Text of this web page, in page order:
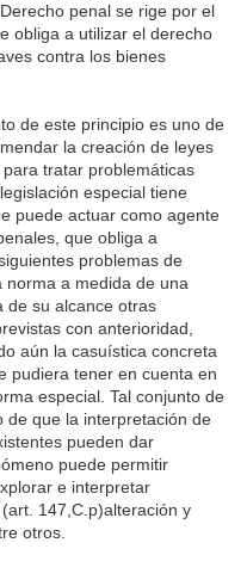
penal se rige por el
obliga a utilizar el derecho
contra los bienes
de este principio es uno de
la creación de leyes
tratar problemáticas
especial tiene
puede actuar como agente
que obliga a
problemas de
norma a medida de una
de su alcance otras
con anterioridad,
aún la casuística concreta
pudiera tener en cuenta en
especial. Tal conjunto de
de que la interpretación de
pueden dar
puede permitir
e interpretar
147,C.p)alteración y
otros.